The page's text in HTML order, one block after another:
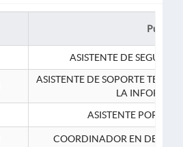
Puesto
ASISTENTE DE
ASISTENTE DE SOPORTE
LA
ASISTENTE
COORDINADOR EN